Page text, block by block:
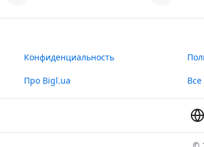
Конфиденциальность
Про Bigl.ua